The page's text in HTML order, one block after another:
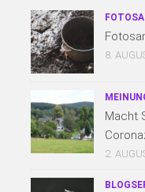
8.
Macht
2.